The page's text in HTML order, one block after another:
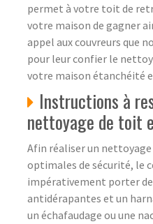
permet à votre toit de
votre maison de gagner
appel aux couvreurs que
pour leur confier le
votre maison étanchéité
Instructions à
nettoyage de toit
Afin réaliser un
optimales de sécurité, le
impérativement porter
antidérapantes et un
un échafaudage ou une